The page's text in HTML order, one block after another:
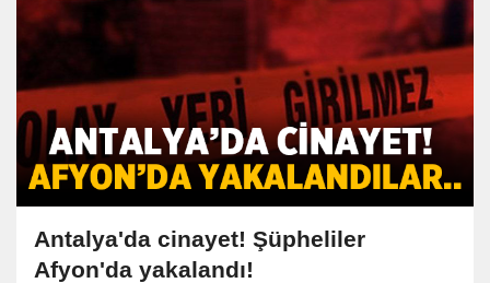
Antalya'da cinayet! Şüpheliler
Afyon'da yakalandı!